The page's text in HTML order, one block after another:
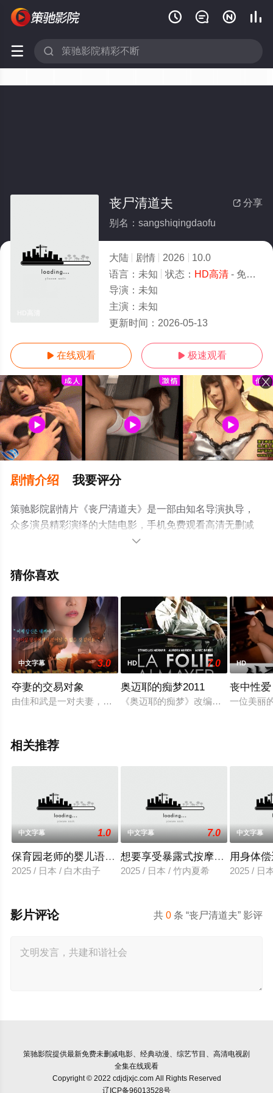
   
 
 分享
丧尸清道夫
别名：sangshiqingdaofu
大陆 剧情 2026
10.0
语言： 未知 状态： HD高清- 免费在线观看
导演： 未知
主演： 未知
更新时间： 2026-05-13
 在线观看  极速观看
剧情介绍 我要评分
策驰影院剧情片《丧尸清道夫》是一部由知名导演执导，
众多演员精彩演绎的大陆电影，手机免费观看高清无删减
完整版电影大全就上策驰电影网，更多相关信息可移步至

猜你喜欢
中文字幕 3.0
夺妻的交易对象
由佳和武是一对夫妻，他们在一家室内设计公司共事。由佳对
HD 7.0
奥迈耶的痴梦2011
《奥迈耶的痴梦》改编自约瑟夫·康
HD
丧中性
一位美丽
相关推荐
中文字幕 1.0
保育园老师的婴儿语让人超兴奋
2025 / 日本 / 白木由子
中文字幕 7.0
想要享受暴露式按摩的已婚女子
2025 / 日本 / 竹内夏希
中文字幕
用身体
2025 / 日
共0 条 “丧尸清道夫” 影评
影片评论
策驰影院提供最新免费未删减电影、经典动漫、综艺节目、高清电视剧
全集在线观看
Copyright © 2022 cdjdjxjc.com All Rights Reserved
辽ICP备96013528号